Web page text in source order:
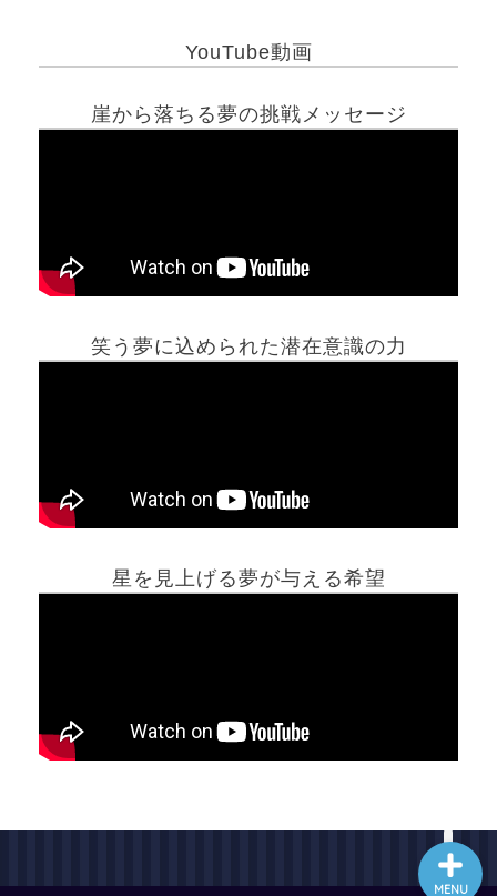
YouTube動画
崖から落ちる夢の挑戦メッセージ
笑う夢に込められた潜在意識の力
星を見上げる夢が与える希望
MENU
ホーム
最新記事動画